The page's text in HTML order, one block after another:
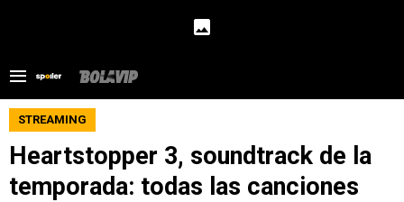
STREAMING
Heartstopper 3, soundtrack de la
temporada: todas las canciones